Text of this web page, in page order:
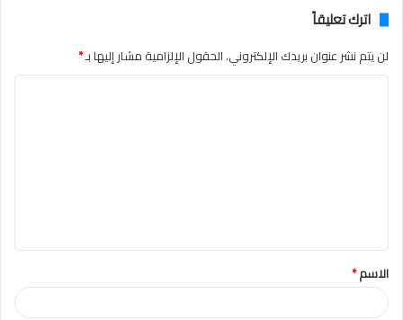
اترك تعليقاً
لن يتم نشر عنوان بريدك الإلكتروني.الحقول الإلزامية مشار إليها بـ*
ق
*
الاسم*